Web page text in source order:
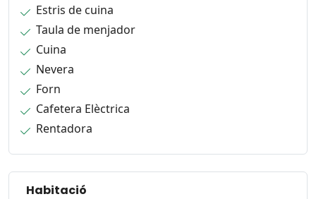
Estris de cuina
Taula de menjador
Cuina
Nevera
Forn
Cafetera Elèctrica
Rentadora
Habitació